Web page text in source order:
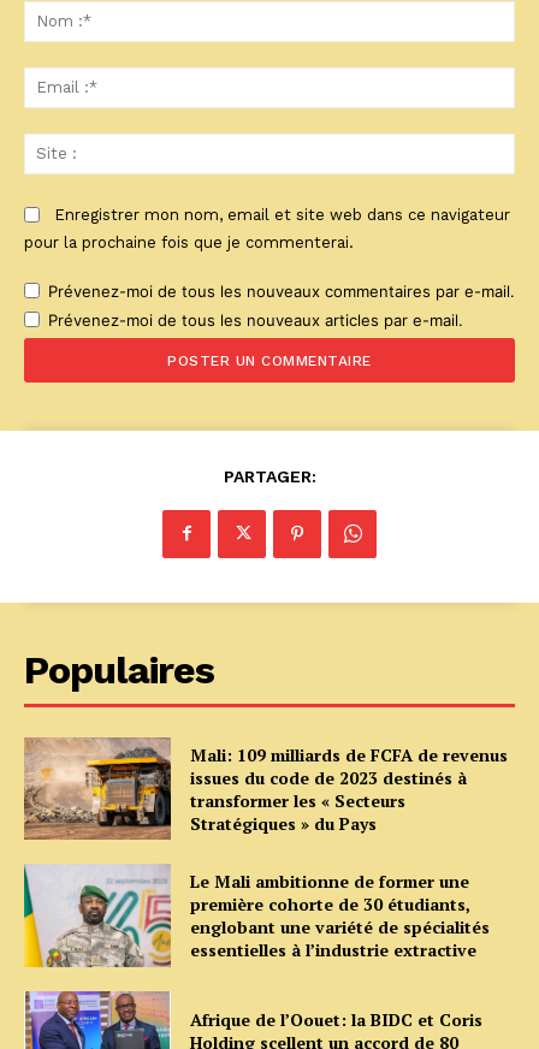
:*
:*
:
Enregistrer mon nom, email et site web dans ce navigateur
pour la prochaine fois que je commenterai.
Prévenez-moi de tous les nouveaux commentaires par e-mail.
Prévenez-moi de tous les nouveaux articles par e-mail.
PARTAGER:
Populaires
Mali: 109 milliards de FCFA de revenus
issues du code de 2023 destinés à
transformer les « Secteurs
Stratégiques » du Pays
Le Mali ambitionne de former une
première cohorte de 30 étudiants,
englobant une variété de spécialités
essentielles à l’industrie extractive
Afrique de l’Oouet: la BIDC et Coris
Holding scellent un accord de 80